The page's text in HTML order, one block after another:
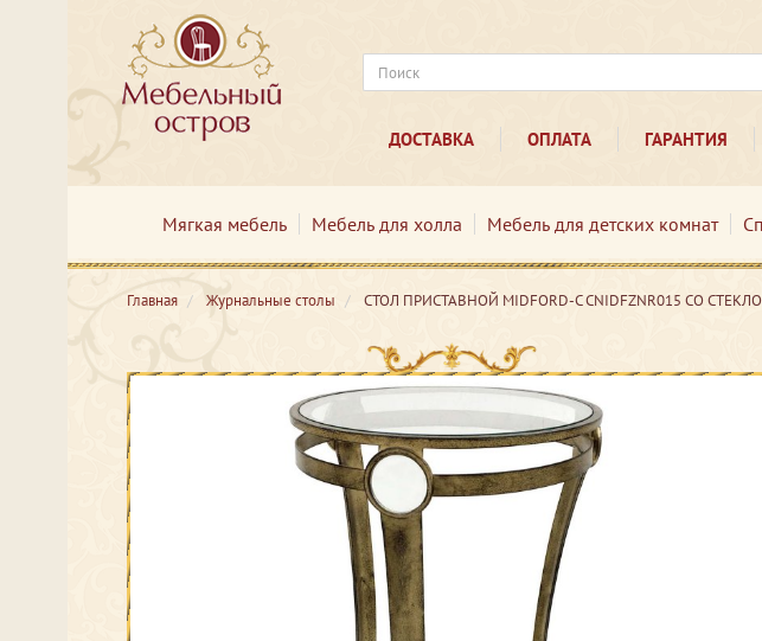
ДОСТАВКА ОПЛАТА ГАРАНТИЯ
Мягкая мебель Мебель для холла Мебель для детских комнат
Главная Журнальные столы СТОЛ ПРИСТАВНОЙ MIDFORD-C CNIDFZNR015 СО